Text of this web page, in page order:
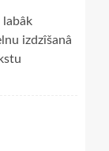
labâk
izdzîšanâ